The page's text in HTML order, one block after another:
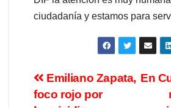
ciudadanía y estamos para
En
Emiliano Zapata,
foco rojo por